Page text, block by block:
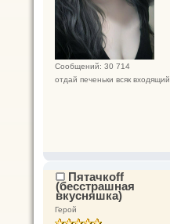
Сообщений: 30 714
отдай печеньки всяк входящий
Пятачкоff
(бесстрашная
вкусняшка)
Герой